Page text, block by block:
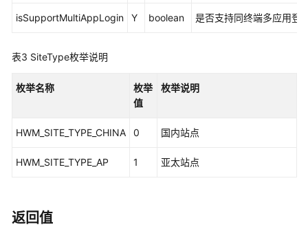
指
开
与
发
isSupportMultiAppLogin Y boolean 是否支持同终端多应用登
表3 SiteType枚举说明
枚举名称
枚举
值
枚举说明
HWM_SITE_TYPE_CHINA 0 国内站点
HWM_SITE_TYPE_AP 1 亚太站点
返回值